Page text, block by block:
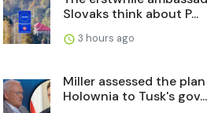
Slovaks think about P...
3 hours ago
Miller assessed the
Holownia to Tusk's gov...